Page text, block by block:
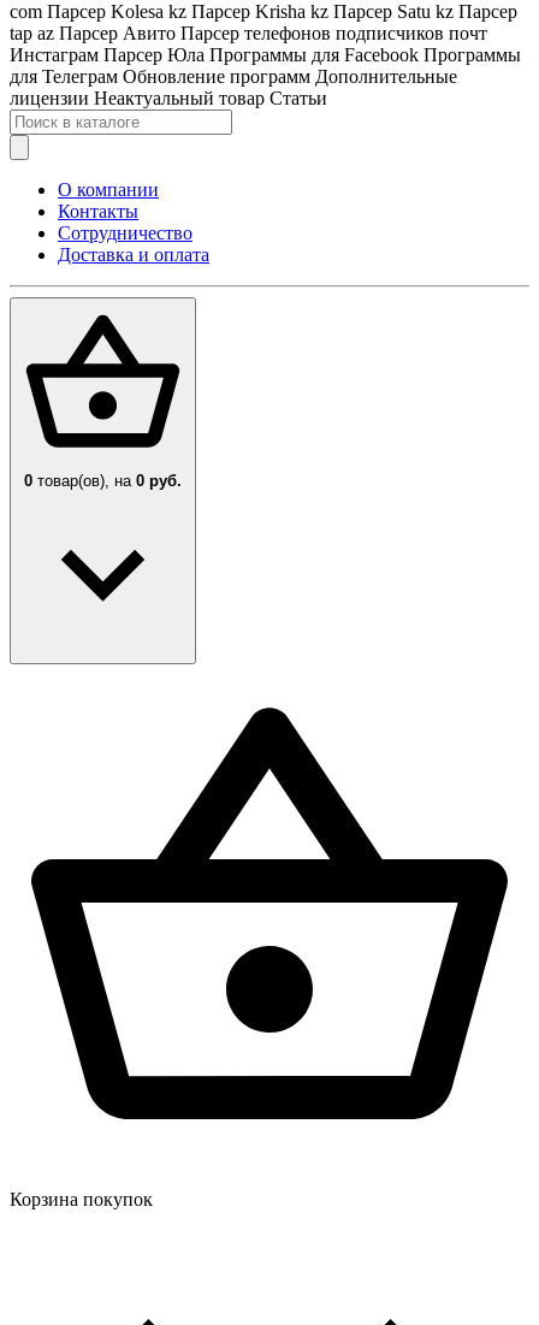
com Парсер Kolesa kz Парсер Krisha kz Парсер Satu kz Парсер
tap az Парсер Авито Парсер телефонов подписчиков почт
Инстаграм Парсер Юла Программы для Facebook Программы
для Телеграм Обновление программ Дополнительные
лицензии Неактуальный товар Статьи
О компании
Контакты
Сотрудничество
Доставка и оплата
0 товар(ов), на 0 руб.
Корзина покупок